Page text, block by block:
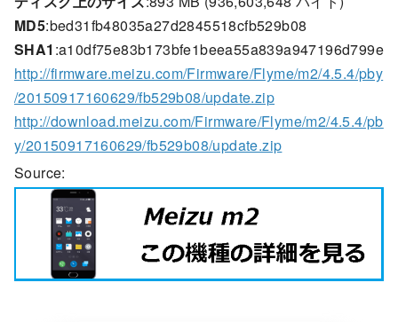
MD5:bed31fb48035a27d2845518cfb529b08
SHA1 :a10df75e83b173bfe1beea55a839a947196d799e
http://firmware.meizu.com/Firmware/Flyme/m2/4.5.4/pby
/20150917160629/fb529b08/update.zip
http://download.meizu.com/Firmware/Flyme/m2/4.5.4/pb
y/20150917160629/fb529b08/update.zip
Source: